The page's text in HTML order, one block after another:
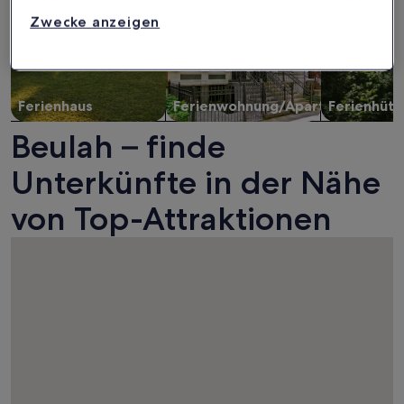
Ferienhaus Ferienwohnung/Apartment
Beulah – finde
Unterkünfte in der Nähe
von Top-Attraktionen
Zwecke anzeigen